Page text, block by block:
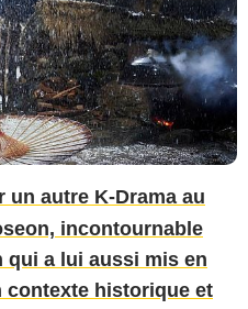
autre K-Drama au
incontournable
a lui aussi mis en
contexte historique et